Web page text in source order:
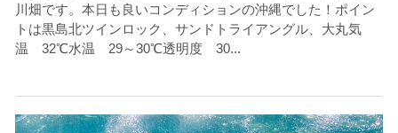
川畑です。本日も良いコンディションの沖縄でした！ポイン
トは黒島北ツインロック、サンドトライアングル、大丸気
温 32℃水温 29～30℃透明度 30...